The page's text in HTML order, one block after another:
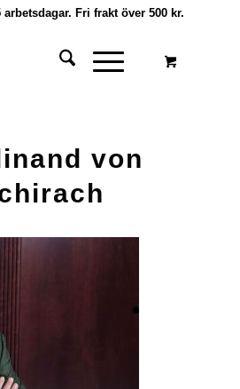
arbetsdagar. Fri frakt över 500 kr.
von